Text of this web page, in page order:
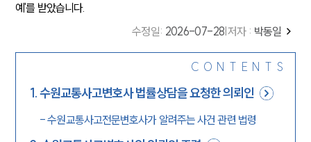
예'를 받았습니다.
수정일: 2026-07-28 저자 : 박동일
CONTENTS
1.수원교통사고변호사 법률상담을 요청한 의뢰인
-수원교통사고전문변호사가 알려주는 사건 관련 법령